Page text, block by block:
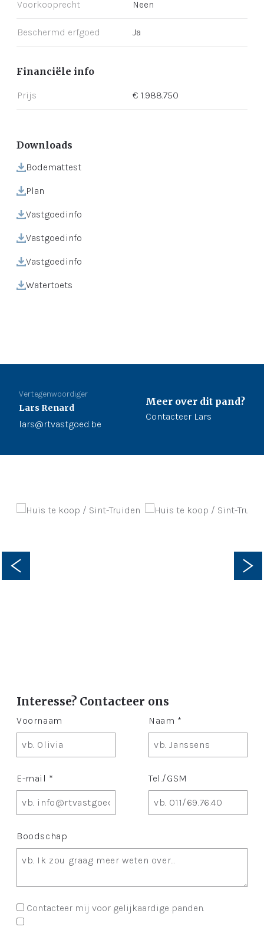
Voorkooprecht Neen
Beschermd erfgoed Ja
Financiële info
Prijs € 1.988.750
Downloads
Bodemattest
Plan
Vastgoedinfo
Vastgoedinfo
Vastgoedinfo
Watertoets
Vertegenwoordiger
Lars Renard
lars@rtvastgoed.be
Meer over dit pand?
Contacteer Lars
Interesse? Contacteer ons
Voornaam Naam *
E-mail * Tel./GSM
Boodschap
Contacteer mij voor gelijkaardige panden.